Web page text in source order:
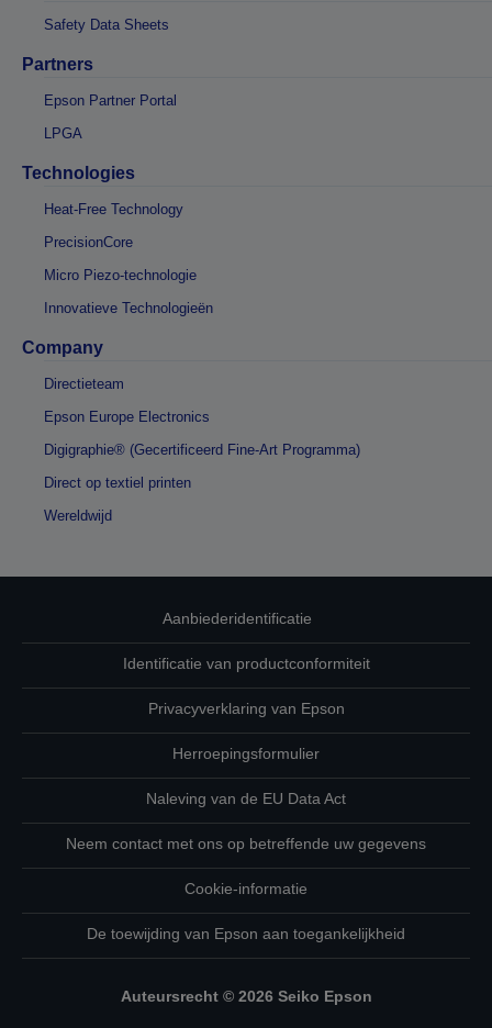
Safety Data Sheets
Partners
Epson Partner Portal
LPGA
Technologies
Heat-Free Technology
PrecisionCore
Micro Piezo-technologie
Innovatieve Technologieën
Company
Directieteam
Epson Europe Electronics
Digigraphie® (Gecertificeerd Fine-Art Programma)
Direct op textiel printen
Wereldwijd
Aanbiederidentificatie
Identificatie van productconformiteit
Privacyverklaring van Epson
Herroepingsformulier
Naleving van de EU Data Act
Neem contact met ons op betreffende uw gegevens
Cookie-informatie
De toewijding van Epson aan toegankelijkheid
Auteursrecht © 2026 Seiko Epson